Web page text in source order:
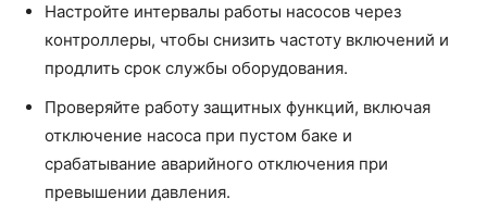
Настройте интервалы работы насосов через
контроллеры, чтобы снизить частоту включений и
продлить срок службы оборудования.
Проверяйте работу защитных функций, включая
отключение насоса при пустом баке и
срабатывание аварийного отключения при
превышении давления.